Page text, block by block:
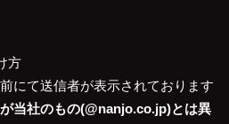
方
にて送信者が表示されております
当社のもの(@nanjo.co.jp)とは異